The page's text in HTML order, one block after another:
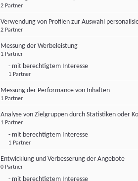
2 Partner
Verwendung von Profilen zur Auswahl
2 Partner
Messung der Werbeleistung
1 Partner
- mit berechtigtem Interesse
1 Partner
Messung der Performance von Inhalten
1 Partner
Analyse von Zielgruppen durch Statistiken oder
1 Partner
- mit berechtigtem Interesse
1 Partner
Entwicklung und Verbesserung der Angebote
0 Partner
- mit berechtigtem Interesse